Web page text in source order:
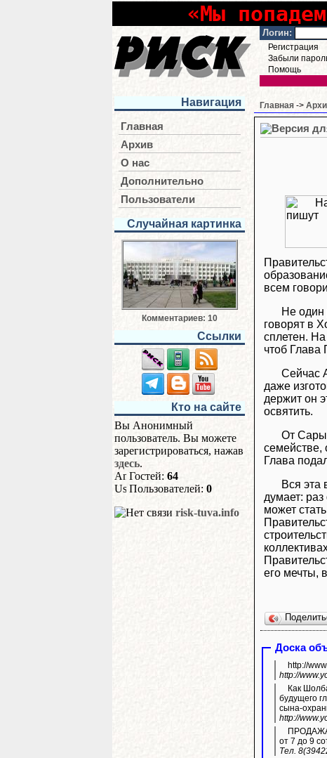
«Мы
Логин:
Регистрация
Забыли
Помощь
Навигация
Главная
Архив
О нас
Дополнительно
Пользователи
Случайная картинка
Комментариев: 10
Ссылки
Кто на сайте
Вы Анонимный
пользователь. Вы можете
зарегистрироваться, нажав
здесь.
Гостей: 64
Пользователей: 0
risk-tuva.info
Главная ->
всем
Не один
говорят в
сплетен.
чтоб Глава
Сейчас
даже
держит он
освятить.
От
семействе,
Глава
Вся эта
думает:
может
его мечты,
Доска
http://
http://
Как Шолбан Кара-
будущего
сына-
http://
ПРОДАЖА
от 7 до 9
Тел.